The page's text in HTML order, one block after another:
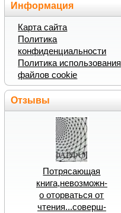
Информация
Карта сайта
Политика
конфиденциальности
Политика использования
файлов cookie
Отзывы
Потрясающая
книга,невозможн-
о оторваться от
чтения...соверш-